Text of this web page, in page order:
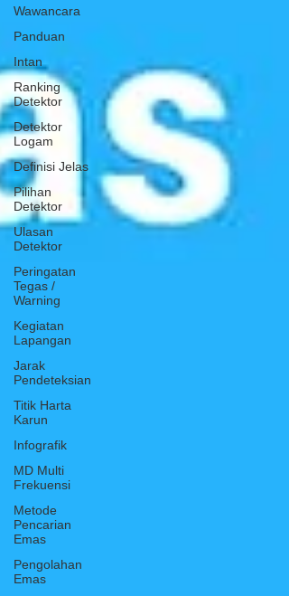
Wawancara
Panduan
Intan
Ranking
Detektor
Detektor
Logam
Definisi Jelas
Pilihan
Detektor
Ulasan
Detektor
Peringatan
Tegas /
Warning
Kegiatan
Lapangan
Jarak
Pendeteksian
Titik Harta
Karun
Infografik
MD Multi
Frekuensi
Metode
Pencarian
Emas
Pengolahan
Emas